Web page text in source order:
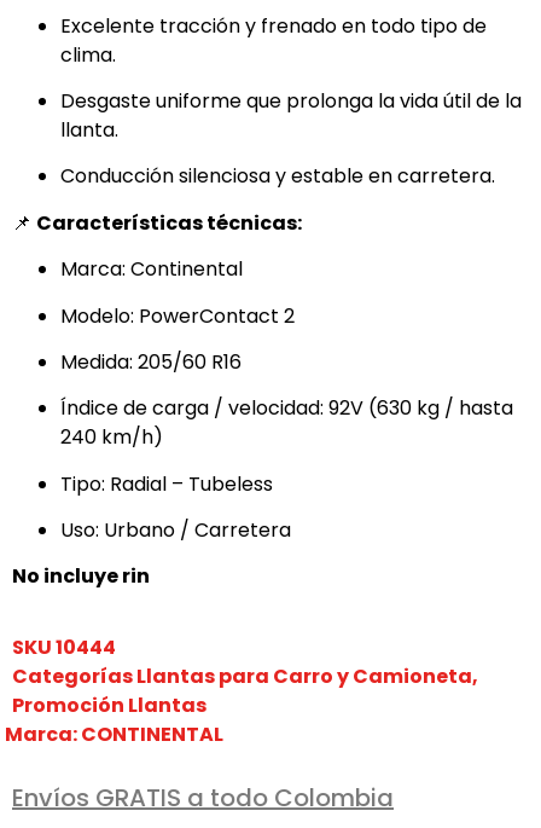
Excelente tracción y frenado en todo tipo de
clima.
Desgaste uniforme que prolonga la vida útil de la
llanta.
Conducción silenciosa y estable en carretera.
📌 Características técnicas:
Marca: Continental
Modelo: PowerContact 2
Medida: 205/60 R16
Índice de carga / velocidad: 92V (630 kg / hasta
240 km/h)
Tipo: Radial – Tubeless
Uso: Urbano / Carretera
No incluye rin
SKU10444
CategoríasLlantas para Carro y Camioneta,
Promoción Llantas
Marca:CONTINENTAL
Envíos GRATIS a todo Colombia